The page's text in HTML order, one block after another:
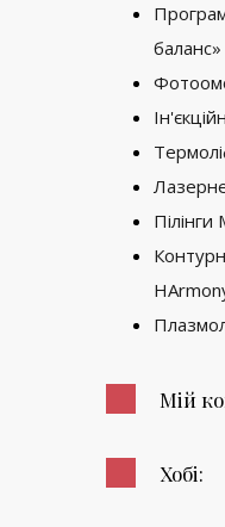
баланс»
Пілінги
Мій
Хобі: